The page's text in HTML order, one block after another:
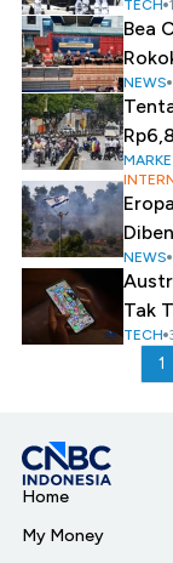
TECH
Bea
NEWS
NEWS
Tak
TECH
1
Home
My Money